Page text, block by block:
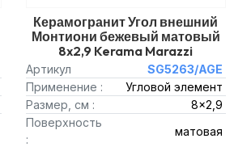
Керамогранит Угол внешний
Монтиони бежевый матовый
8x2,9 Kerama Marazzi
Артикул
SG5263/AGE
Применение :
Угловой элемент
Размер, см :
8x2,9
Поверхность
:
матовая